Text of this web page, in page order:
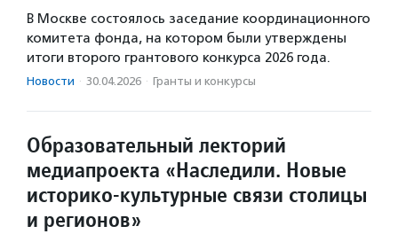
В Москве состоялось заседание координационного
комитета фонда, на котором были утверждены
итоги второго грантового конкурса 2026 года.
Новости · 30.04.2026 · Гранты и конкурсы
Образовательный лекторий
медиапроекта «Наследили. Новые
историко-культурные связи столицы
и регионов»